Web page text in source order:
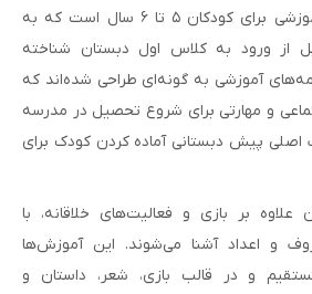
پیش دبستانی دوره‌ای آموزشی برای کودکان ۵ تا ۶ سال است که به
از ورود به کلاس اول دبستان شناخته
آموزشی به گونه‌ای طراحی شده‌اند که
و مهارتی برای شروع تحصیل در مدرسه
اصلی پیش دبستانی آماده کردن کودک برای
علاوه بر بازی و فعالیت‌های خلاقانه، با
و اعداد آشنا می‌شوند. این آموزش‌ها
و در قالب بازی، شعر، داستان و